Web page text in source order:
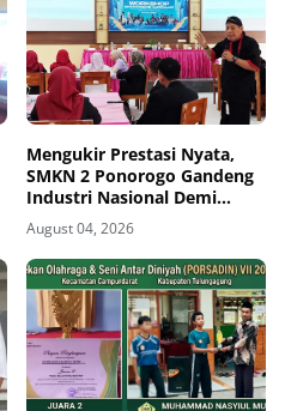
Mengukir Prestasi Nyata,
SMKN 2 Ponorogo Gandeng
Industri Nasional Demi
Sesuaikan Kurikulum
dengan Kebutuhan Dunia
Kerja
August 04, 2026